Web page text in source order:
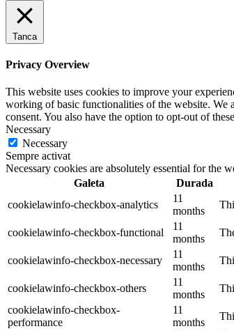
Tanca
Privacy Overview
This website uses cookies to improve your
working of basic functionalities of the website. We
consent. You also have the option to opt-out of
Necessary
Necessary
Sempre activat
Necessary cookies are absolutely essential for the
Galeta
Durada
cookielawinfo-checkbox-analytics
11
months
cookielawinfo-checkbox-functional
11
months
cookielawinfo-checkbox-necessary
11
months
cookielawinfo-checkbox-others
11
months
cookielawinfo-checkbox-
performance
11
months